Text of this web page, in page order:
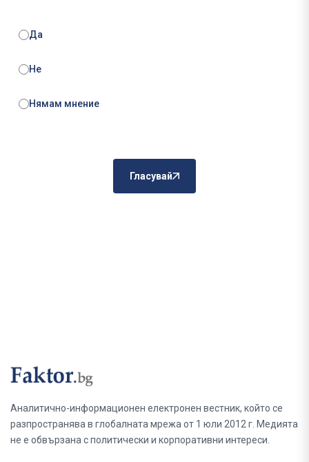
Да
Не
Нямам мнение
Гласувай
Аналитично-информационен електронен вестник, който се
разпространява в глобалната мрежа от 1 юли 2012 г. Медията
не е обвързана с политически и корпоративни интереси.